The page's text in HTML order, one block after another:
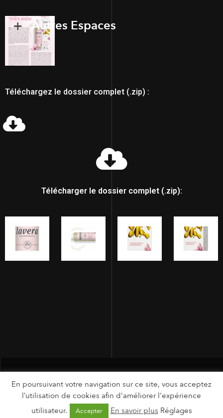
Autres Espaces
Téléchargez le dossier complet (.zip) :
Télécharger le dossier complet (.zip):
En poursuivant votre navigation sur ce site, vous acceptez
l’utilisation de cookies afin d'améliorer l'expérience
utilisateur.
Accepter En savoir plus Réglages